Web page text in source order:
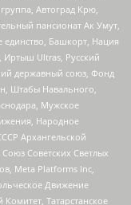
Автоград Крю,
пансионат Ак Умут,
единство, Башкорт, Нация
Иртыш Ultras, Русский
державный союз, Фонд
Штабы Навального,
Мужское
Народное
Архангельской
Советских Светлых
Meta Platforms Inc,
Движение
Татарстанское